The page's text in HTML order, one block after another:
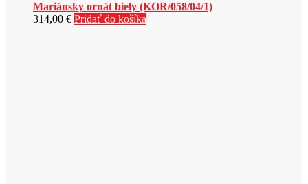
Mariánsky ornát biely (KOR/058/04/1)
314,00 € Pridať do košíka